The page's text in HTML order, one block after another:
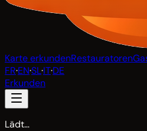
Karte erkundenRestauratoren
FR·EN·SL·IT·DE
Erkunden
Lädt…